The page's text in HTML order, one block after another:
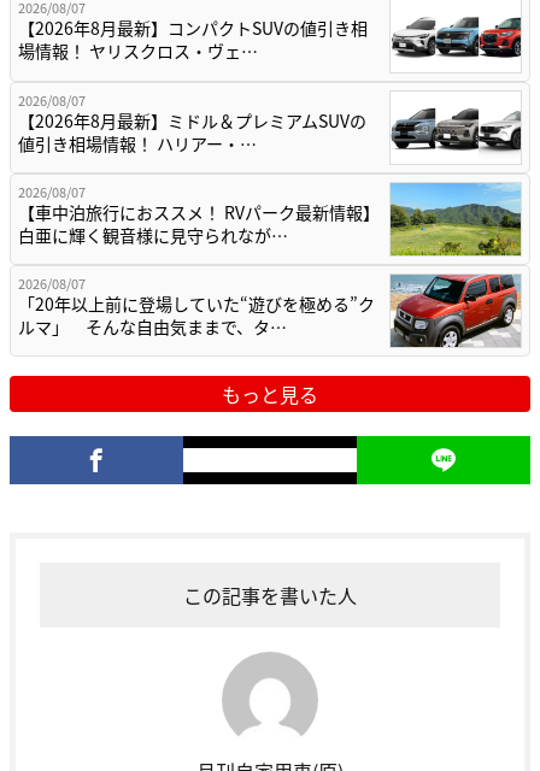
2026/08/07
【2026年8月最新】コンパクトSUVの値引き相
場情報！ ヤリスクロス・ヴェ…
2026/08/07
【2026年8月最新】ミドル＆プレミアムSUVの
値引き相場情報！ ハリアー・…
2026/08/07
【車中泊旅行におススメ！ RVパーク最新情報】
白亜に輝く観音様に見守られなが…
2026/08/07
「20年以上前に登場していた“遊びを極める”ク
ルマ」 そんな自由気ままで、タ…
もっと見る
この記事を書いた人